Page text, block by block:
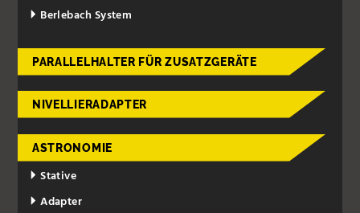
Berlebach System
PARALLELHALTER FÜR ZUSATZGERÄTE
NIVELLIERADAPTER
ASTRONOMIE
Stative
Adapter